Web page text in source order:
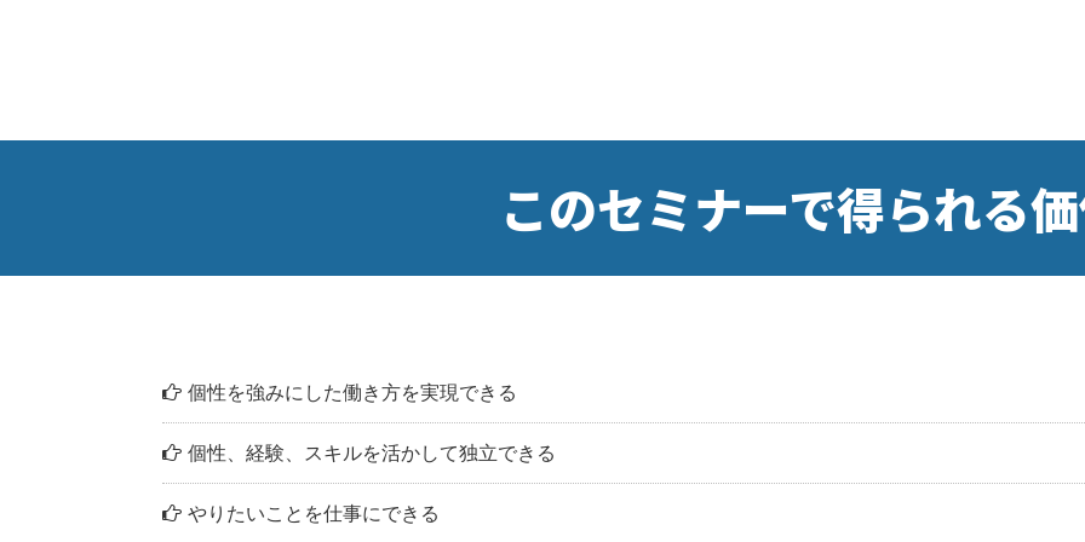
このセミナーで得られる
個性を強みにした働き方を実現できる
個性、経験、スキルを活かして独立できる
やりたいことを仕事にできる